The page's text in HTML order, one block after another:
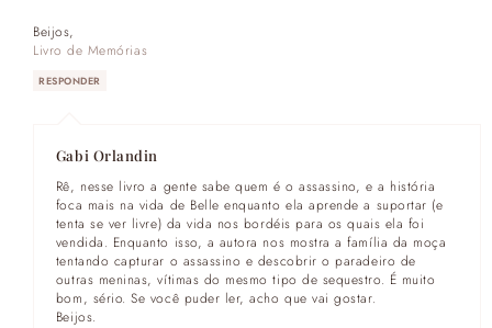
Beijos,
Livro de Memórias
RESPONDER
Gabi Orlandin
Rê, nesse livro a gente sabe quem é o assassino, e a história
foca mais na vida de Belle enquanto ela aprende a suportar (e
tenta se ver livre) da vida nos bordéis para os quais ela foi
vendida. Enquanto isso, a autora nos mostra a família da moça
tentando capturar o assassino e descobrir o paradeiro de
outras meninas, vítimas do mesmo tipo de sequestro. É muito
bom, sério. Se você puder ler, acho que vai gostar.
Beijos.